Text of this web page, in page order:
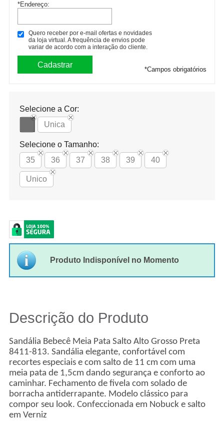
*Endereço:
Quero receber por e-mail ofertas e novidades
da loja virtual. A frequência de envios pode
variar de acordo com a interação do cliente.
*Campos obrigatórios
Selecione a Cor:
Unica
Selecione o Tamanho:
35
36 37 38 39 40
Unico
Produto Indisponível no Momento
Descrição do Produto
Sandália Bebecê Meia Pata Salto Alto Grosso Preta
8411-813. Sandália elegante, confortável com
recortes especiais e com salto de 11 cm com uma
meia pata de 1,5cm dando segurança e conforto ao
caminhar. Fechamento de fivela com solado de
borracha antiderrapante. Modelo clássico para
compor seu look. Confeccionada em Nobuck e salto
em Verniz